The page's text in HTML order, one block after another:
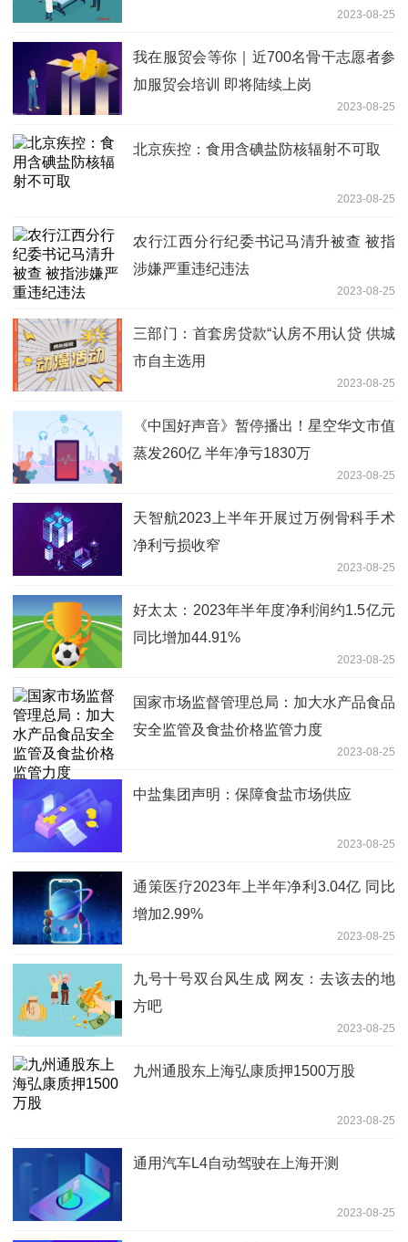
2023-08-25
我在服贸会等你｜近700名骨干志愿者参
加服贸会培训 即将陆续上岗
2023-08-25
北京疾控：食用含碘盐防核辐射不可取
2023-08-25
农行江西分行纪委书记马清升被查 被指
涉嫌严重违纪违法
2023-08-25
三部门：首套房贷款“认房不用认贷 供城
市自主选用
2023-08-25
《中国好声音》暂停播出！星空华文市值
蒸发260亿 半年净亏1830万
2023-08-25
天智航2023上半年开展过万例骨科手术
净利亏损收窄
2023-08-25
好太太：2023年半年度净利润约1.5亿元
同比增加44.91%
2023-08-25
国家市场监督管理总局：加大水产品食品
安全监管及食盐价格监管力度
2023-08-25
中盐集团声明：保障食盐市场供应
2023-08-25
通策医疗2023年上半年净利3.04亿 同比
增加2.99%
2023-08-25
九号十号双台风生成 网友：去该去的地
方吧
2023-08-25
九州通股东上海弘康质押1500万股
2023-08-25
通用汽车L4自动驾驶在上海开测
2023-08-25